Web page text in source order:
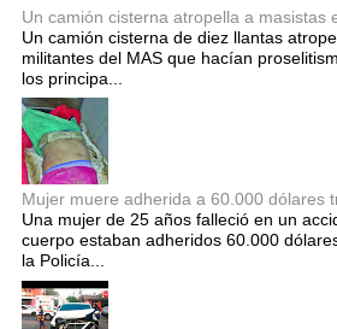
Un camión cisterna atropella a masistas
Un camión cisterna de diez llantas
militantes del MAS que hacían
los principa...
Mujer muere adherida a 60.000 dólares
Una mujer de 25 años falleció en un
cuerpo estaban adheridos 60.000
la Policía...